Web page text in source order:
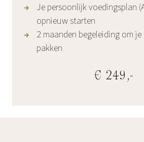
Je persoonlijk voedingsplan
opnieuw starten
2 maanden begeleiding om
pakken
€ 249,-